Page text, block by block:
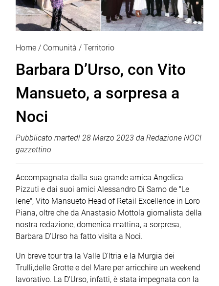
Home Comunità Territorio
Barbara D’Urso, con Vito
Mansueto, a sorpresa a
Noci
Pubblicato martedì 28 Marzo 2023 da Redazione NOCI
gazzettino
Accompagnata dalla sua grande amica Angelica
Pizzuti e dai suoi amici Alessandro Di Sarno de "Le
Iene", Vito Mansueto Head of Retail Excellence in Loro
Piana, oltre che da Anastasio Mottola giornalista della
nostra redazione, domenica mattina, a sorpresa,
Barbara D'Urso ha fatto visita a Noci.
Un breve tour tra la Valle D'Itria e la Murgia dei
Trulli,delle Grotte e del Mare per arricchire un weekend
lavorativo. La D'Urso, infatti, è stata impegnata con la